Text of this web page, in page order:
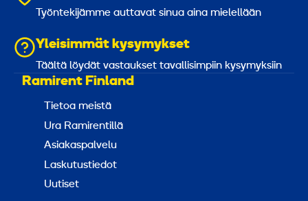
Työntekijämme auttavat sinua aina mielellään
Yleisimmät kysymykset
Täältä löydät vastaukset tavallisimpiin kysymyksiin
Ramirent Finland
Tietoa meistä
Ura Ramirentillä
Asiakaspalvelu
Laskutustiedot
Uutiset